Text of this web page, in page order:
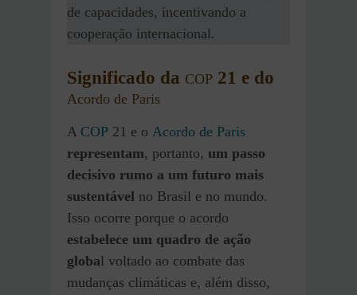
de capacidades, incentivando a
cooperação internacional.
Significado da COP 21 e do
Acordo de Paris
A COP 21 e o Acordo de Paris
representam, portanto, um passo
decisivo rumo a um futuro mais
sustentável no Brasil e no mundo.
Isso ocorre porque o acordo
estabelece um quadro de ação
global voltado ao combate das
mudanças climáticas e, além disso,